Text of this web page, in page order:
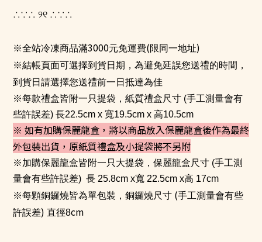
∴∵∴ ୨୧ ∴∵∴
※全站冷凍商品滿3000元免運費(限同一地址)
※結帳頁面可選擇到貨日期，為避免延誤您送禮的時間，
到貨日請選擇您送禮前一日抵達為佳
※每款禮盒皆附一只提袋，紙質禮盒尺寸 (手工測量會有
些許誤差) 長22.5cm x 寬19.5cm x 高10.5cm
※ 如有加購保麗龍盒，將以商品放入保麗龍盒後作為最終
外包裝出貨，原紙質禮盒及小提袋將不另附
※加購保麗龍盒皆附一只大提袋， 保麗龍盒尺寸 (手工測
量會有些許誤差) 長 25.8cm x寬 22.5cm x高 17cm
※每顆銅鑼燒皆為單包裝，銅鑼燒尺寸 (手工測量會有些
許誤差) 直徑8cm